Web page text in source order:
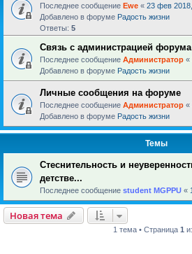
Последнее сообщение Ewe « 23 фев
Добавлено в форуме Радость жизни
Ответы: 5
Связь с администрацией форума
Последнее сообщение Администратор «
Добавлено в форуме Радость жизни
Личные сообщения на форуме
Последнее сообщение Администратор «
Добавлено в форуме Радость жизни
Темы
Стеснительность и
детстве...
Последнее сообщение student MGPPU «
Новая тема
1 тема • Страница 1